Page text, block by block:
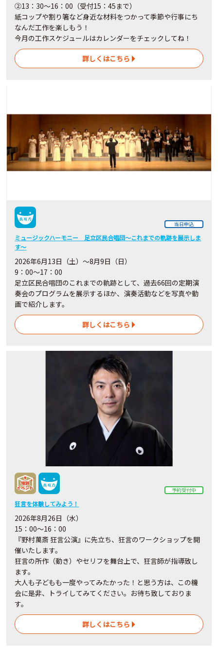
②13：30～16：00（受付15：45まで）
紙コップや割り箸など身近な材料をつかって季節や行事にち
なんだ工作を楽しもう！
今月の工作スケジュールはカレンダーをチェックしてね！
詳しくはこちら
当日申込
ミュージックハーモニー 足立区民合唱団～これまでの軌跡を展示しま
す～
2026年6月13日（土）～8月9日（日）
9：00～17：00
足立区民合唱団のこれまでの軌跡として、過去66回の定期演
奏会のプログラムを展示するほか、演奏活動などを写真や動
画で紹介します。
詳しくはこちら
予約受付中
狂言を体験してみよう！
2026年8月26日（水）
15：00～16：00
『野村萬斎 狂言公演』に先立ち、狂言のワークショップを開
催いたします。
狂言の所作（動き）やセリフを舞台上で、狂言師が指導致し
ます。
大人も子どもも一度やってみたかった！と思う方は、この機
会に是非、トライしてみてください。お待ち致しておりま
す。
詳しくはこちら